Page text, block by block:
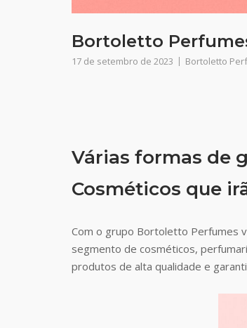
Bortoletto
17 de setembro de 2023 Bortoletto
Várias formas de
Cosméticos que
Com o grupo Bortoletto Perfumes
segmento de cosméticos,
produtos de alta qualidade e